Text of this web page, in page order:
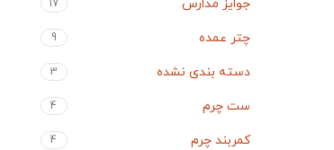
جوایز مدارس 17
چتر عمده 9
دسته بندی نشده 3
ست چرم 4
کمربند چرم 4